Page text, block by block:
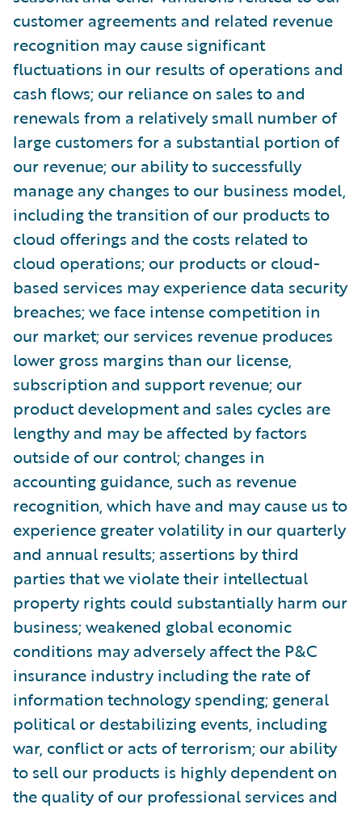
customer agreements and related revenue
recognition may cause significant
fluctuations in our results of operations and
cash flows; our reliance on sales to and
renewals from a relatively small number of
large customers for a substantial portion of
our revenue; our ability to successfully
manage any changes to our business model,
including the transition of our products to
cloud offerings and the costs related to
cloud operations; our products or cloud-
based services may experience data security
breaches; we face intense competition in
our market; our services revenue produces
lower gross margins than our license,
subscription and support revenue; our
product development and sales cycles are
lengthy and may be affected by factors
outside of our control; changes in
accounting guidance, such as revenue
recognition, which have and may cause us to
experience greater volatility in our quarterly
and annual results; assertions by third
parties that we violate their intellectual
property rights could substantially harm our
business; weakened global economic
conditions may adversely affect the P&C
insurance industry including the rate of
information technology spending; general
political or destabilizing events, including
war, conflict or acts of terrorism; our ability
to sell our products is highly dependent on
the quality of our professional services and